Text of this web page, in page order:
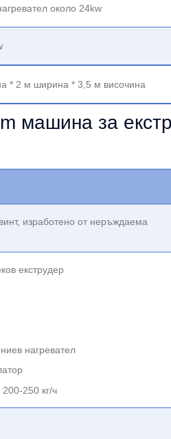
около 24kw
* 2 м ширина * 3,5 м височина
машина за
изработено от неръждаема
екструдер
нагревател
250 кг/ч